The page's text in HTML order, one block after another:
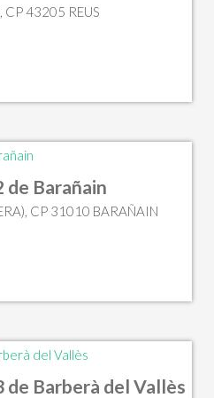
CP 43205 REUS
de Barañain
CP 31010 BARAÑAIN
de Barberà del Vallès